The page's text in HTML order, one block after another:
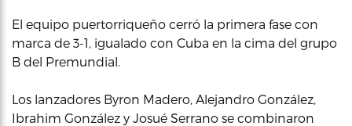
El equipo puertorriqueño cerró la primera fase con
marca de 3-1, igualado con Cuba en la cima del grupo
B del Premundial.
Los lanzadores Byron Madero, Alejandro González,
Ibrahim González y Josué Serrano se combinaron